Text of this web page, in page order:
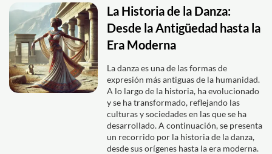
La Historia de la Danza:
Desde la Antigüedad hasta la
Era Moderna
La danza es una de las formas de
expresión más antiguas de la humanidad.
A lo largo de la historia, ha evolucionado
y se ha transformado, reflejando las
culturas y sociedades en las que se ha
desarrollado. A continuación, se presenta
un recorrido por la historia de la danza,
desde sus orígenes hasta la era moderna.